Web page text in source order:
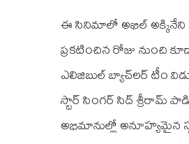
ఈ సినిమాలో అఖిల్ అక్కినేని
ప్రకటించిన రోజు నుంచి
ఎలిజిబుల్ బ్యాచ్‌ల‌ర్‌ టీం
స్టార్ సింగర్ సిద్ శ్రీరామ్
అభిమానుల్లో అనూహ్యమైన